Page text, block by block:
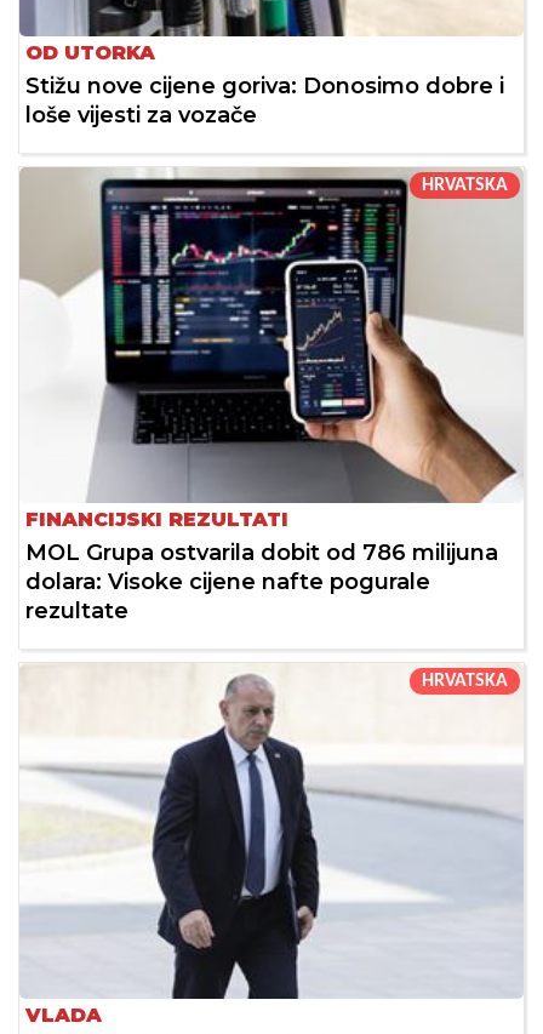
OD UTORKA
Stižu nove cijene goriva: Donosimo dobre i
loše vijesti za vozače
HRVATSKA
FINANCIJSKI REZULTATI
MOL Grupa ostvarila dobit od 786 milijuna
dolara: Visoke cijene nafte pogurale
rezultate
HRVATSKA
VLADA